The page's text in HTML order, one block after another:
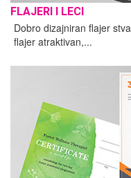
FLAJERI I LECI
Dobro dizajniran flajer
flajer atraktivan,...